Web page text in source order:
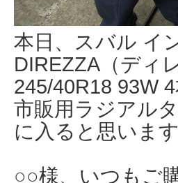
本日、スバル イ
DIREZZA（ディ
245/40R18 93W
市販用ラジアル
に入ると思います
○○様、いつもご